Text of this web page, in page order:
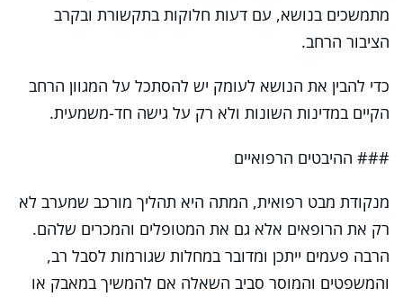
מתמשכים בנושא, עם דעות חלוקות בתקשורת ובקרב
הציבור הרחב.
כדי להבין את הנושא לעומק יש להסתכל על המגוון הרחב
הקיים במדינות השונות ולא רק על גישה חד-משמעית.
### ההיבטים הרפואיים
מנקודת מבט רפואית, המתה היא תהליך מורכב שמערב לא
רק את הרופאים אלא גם את המטופלים והמכרים שלהם.
הרבה פעמים ייתכן ומדובר במחלות שגורמות לסבל רב,
והמשפטים והמוסר סביב השאלה אם להמשיך במאבק או